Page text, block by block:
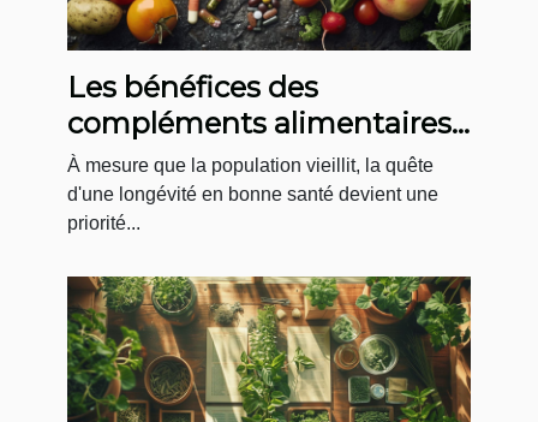
Les bénéfices des
compléments alimentaires
pour un vieillissement sain
À mesure que la population vieillit, la quête
d'une longévité en bonne santé devient une
priorité...